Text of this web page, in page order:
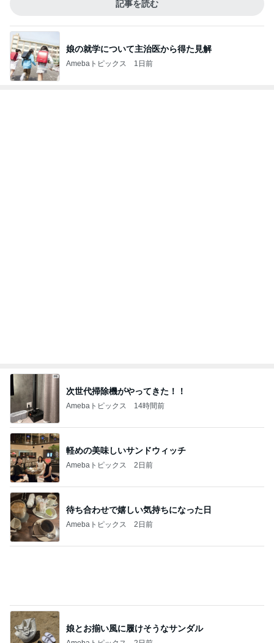
記事を読む
娘の就学について主治医から得た見解
Amebaトピックス 1日前
使い途を考える夏祭りくじの当たり
時給500円高い身体介護の喜び
Amebaトピックス 1日前